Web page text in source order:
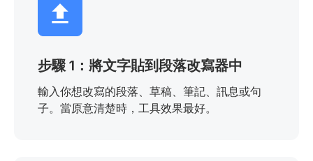
步驟 1：將文字貼到段落改寫器中
輸入你想改寫的段落、草稿、筆記、訊息或句
子。當原意清楚時，工具效果最好。